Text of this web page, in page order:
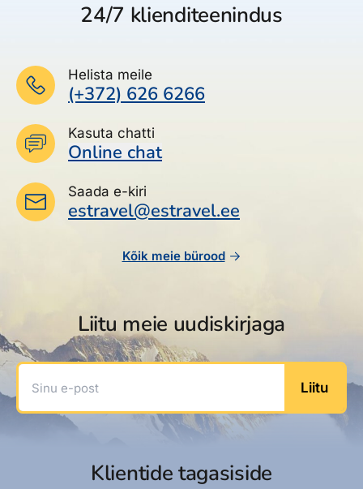
24/7 klienditeenindus
Helista meile
(+372) 626 6266
Kasuta chatti
Online chat
Saada e-kiri
estravel@estravel.ee
Kõik meie bürood
Liitu meie uudiskirjaga
Sinu e-post
Liitu
Klientide tagasiside